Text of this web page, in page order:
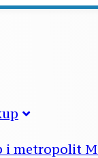
i metropolit